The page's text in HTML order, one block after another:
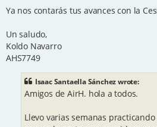
Ya nos contarás tus avances con la
Un saludo,
Koldo Navarro
AHS7749
Isaac Santaella Sánchez wrote:
Amigos de AirH. hola a todos.
Llevo varias semanas